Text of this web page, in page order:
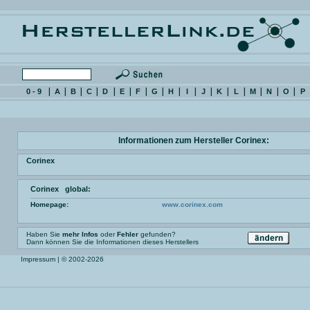
0 - 9 A B C D E F G H I J K L M N O P
Informationen zum Hersteller Corinex:
Corinex
Corinex global:
Homepage: www.corinex.com
Haben Sie mehr Infos oderFehler gefunden?
Dann können Sie die Informationen dieses Herstellers
Impressum | © 2002-2026